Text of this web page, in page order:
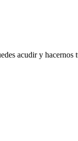
acudir y hacernos